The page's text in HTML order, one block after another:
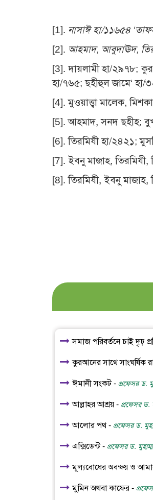
[1]. নাসাঈ হা/১১৬৫৪
[2]. আহমাদ, আবুদাঊদ,
[3]. দায়লামী হা/২৯৭৮;
হা/৭৬৫; ছহীহুল জামে‘ হা/
[4]. মুওয়াত্ত্বা মালেক,
[5]. আহমাদ, সনদ ছহীহ;
[6]. তিরমিযী হা/২৪২১;
[7]. ইবনু মাজাহ,
[8]. তিরমিযী, ইবনু
সমাজ পরিবর্তনে চাই দৃঢ়
কুরআনের সাথে সাংঘর্ষিক
ঈমানী সংকট - প্রফেসর ড.
আল্লাহর আশ্রয় - প্রফেসর ড.
আলোর পথ - প্রফেসর ড.
এক্সিডেন্ট - প্রফেসর ড.
মূল্যবোধের অবক্ষয় ও
মুমিন অথবা কাফের -